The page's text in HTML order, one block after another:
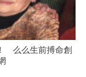
么么生前搏命創